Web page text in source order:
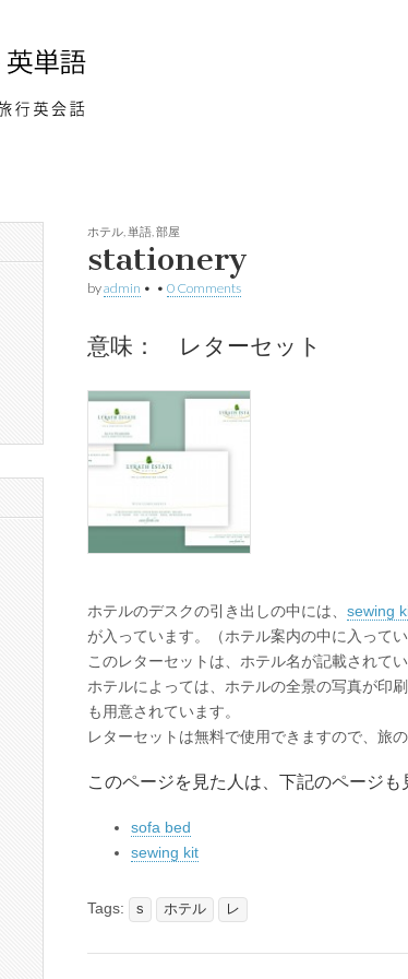
ホテル 単語 部屋
stationery
byadmin • • 0 Comments
意味： レターセット
ホテルのデスクの引き出しの中には、 sewing
が入っています。（ホテル案内の中に入ってい
このレターセットは、ホテル名が記載されて
ホテルによっては、ホテルの全景の写真が印
も用意されています。
レターセットは無料で使用できますので、旅
このページを見た人は、下記のページも
sofa bed
sewing kit
Tags: s ホテル レ